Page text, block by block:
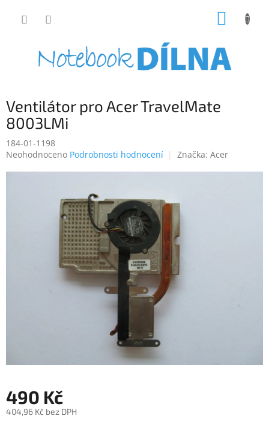
Ventilátor pro Acer TravelMate
8003LMi
184-01-1198
Průměrné
Neohodnoceno Podrobnosti hodnocení Značka: Acer
490 Kč
404,96 Kč bez DPH